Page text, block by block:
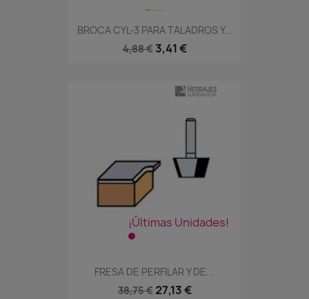
BROCA CYL-3 PARA TALADROS Y...
4,88 € 3,41 €
¡Últimas Unidades!
FRESA DE PERFILAR Y DE...
38,75 € 27,13 €